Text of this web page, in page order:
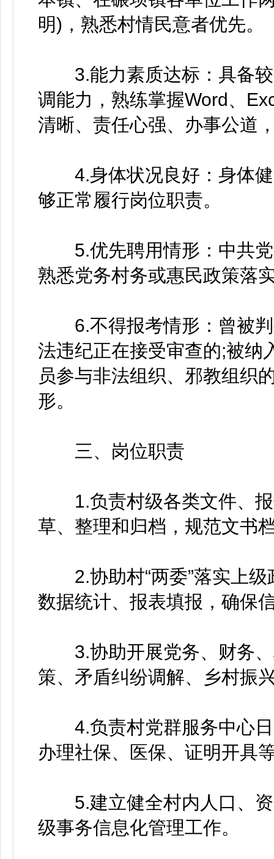
明)，熟悉村情民意者优先。
3.能力素质达标：具备较
调能力，熟练掌握Word、
清晰、责任心强、办事公道
4.身体状况良好：身体健
够正常履行岗位职责。
5.优先聘用情形：中共党
熟悉党务村务或惠民政策落
6.不得报考情形：曾被判
法违纪正在接受审查的;被纳
员参与非法组织、邪教组织
形。
三、岗位职责
1.负责村级各类文件、报
草、整理和归档，规范文书
2.协助村“两委”落实上级
数据统计、报表填报，确保
3.协助开展党务、财务、
策、矛盾纠纷调解、乡村振
4.负责村党群服务中心日
办理社保、医保、证明开具
5.建立健全村内人口、资
级事务信息化管理工作。